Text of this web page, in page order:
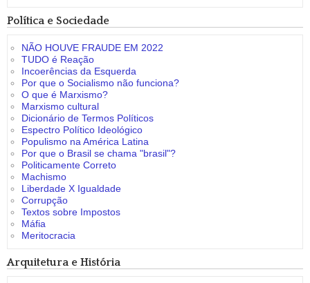
Política e Sociedade
NÃO HOUVE FRAUDE EM 2022
TUDO é Reação
Incoerências da Esquerda
Por que o Socialismo não funciona?
O que é Marxismo?
Marxismo cultural
Dicionário de Termos Políticos
Espectro Político Ideológico
Populismo na América Latina
Por que o Brasil se chama "brasil"?
Politicamente Correto
Machismo
Liberdade X Igualdade
Corrupção
Textos sobre Impostos
Máfia
Meritocracia
Arquitetura e História